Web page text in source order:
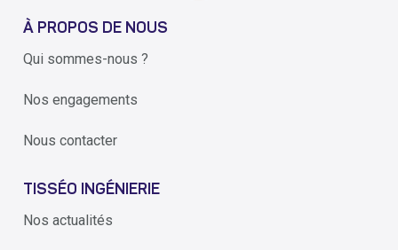
À PROPOS DE NOUS
Qui sommes-nous ?
Nos engagements
Nous contacter
TISSÉO INGÉNIERIE
Nos actualités